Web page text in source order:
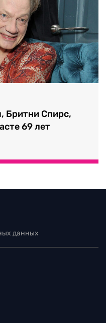
Бритни Спирс,
69 лет
данных